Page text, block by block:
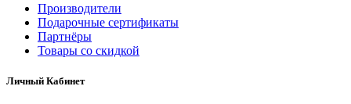
Производители
Подарочные сертификаты
Партнёры
Товары со скидкой
Личный Кабинет